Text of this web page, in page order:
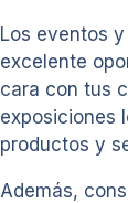
Los eventos
excelente
cara con tus
exposiciones
productos y
Además,